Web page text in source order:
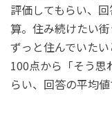
評価してもらい、
算。住み続けたい
ずっと住んでいた
100点から「そう思
らい、回答の平均値